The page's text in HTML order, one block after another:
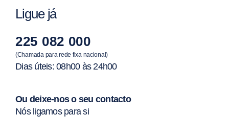
Ligue já
225 082 000
(Chamada para rede fixa nacional)
Dias úteis: 08h00 às 24h00
Ou deixe-nos o seu contacto
Nós ligamos para si